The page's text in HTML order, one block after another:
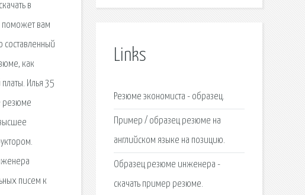
в
поможет вам
составленный
как
Илья 35
резюме
писем к
Links
Резюме экономиста - образец.
Пример / образец резюме на
английском языке на позицию.
Образец резюме инженера -
скачать пример резюме.